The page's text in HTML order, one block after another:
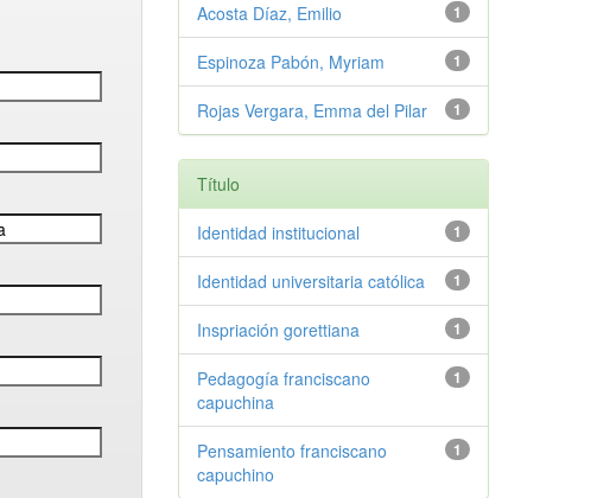
1
Acosta Díaz, Emilio
1
Espinoza Pabón, Myriam
1
Rojas Vergara, Emma del Pilar
Título
1
Identidad institucional
1
Identidad universitaria católica
1
Inspriación gorettiana
1
Pedagogía franciscano
capuchina
1
Pensamiento franciscano
capuchino